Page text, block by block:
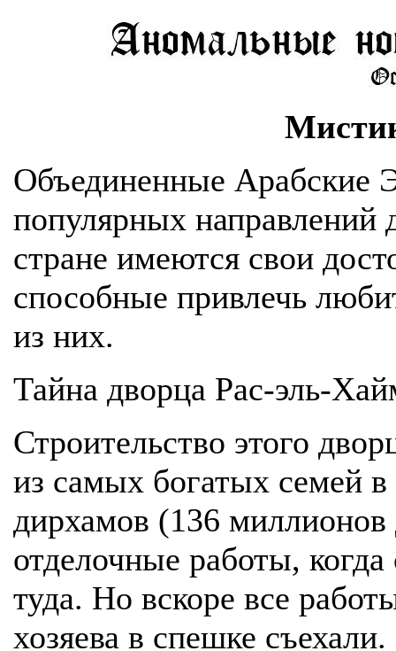
Объединенные Арабские
популярных направлений
стране имеются свои
способные привлечь
из них.
Тайна дворца Рас-эль-
Строительство этого
из самых богатых семей
дирхамов (136
отделочные работы,
туда. Но вскоре все
хозяева в спешке